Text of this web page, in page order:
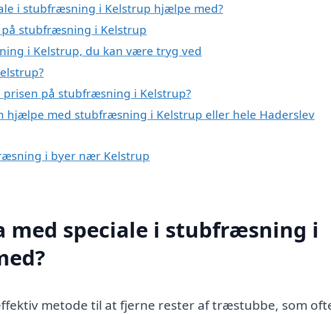
i stubfræsning i Kelstrup hjælpe med?
stubfræsning i Kelstrup
i Kelstrup, du kan være tryg ved
på stubfræsning i Kelstrup?
hjælpe med stubfræsning i Kelstrup eller hele Haderslev
i byer nær Kelstrup
med speciale i stubfræsning i
metode til at fjerne rester af træstubbe, som